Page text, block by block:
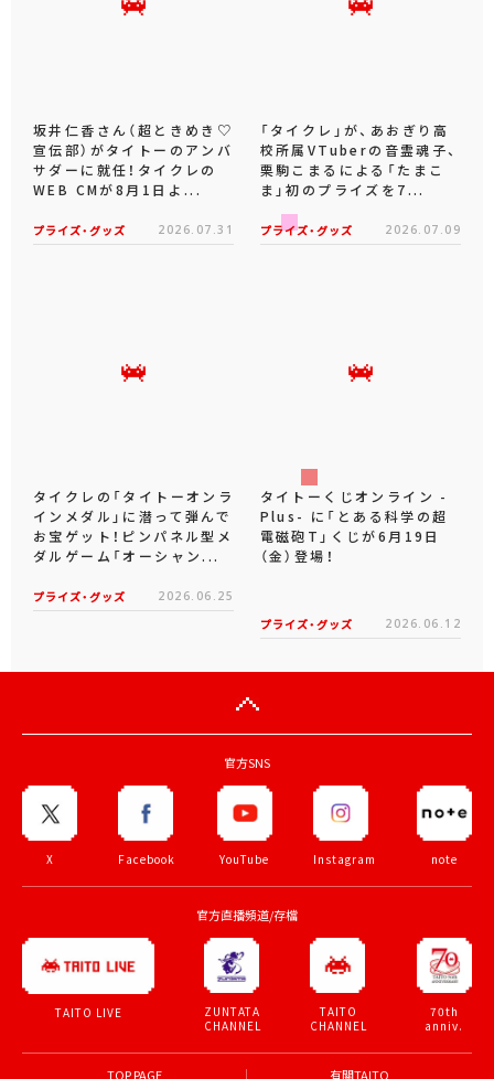
坂井仁香さん（超ときめき♡
宣伝部）がタイトーのアンバ
サダーに就任！タイクレの
WEB CMが8月1日よ...
プライズ・グッズ 2026.07.31
「タイクレ」が、あおぎり高
校所属VTuberの音霊魂子、
栗駒こまるによる「たまこ
ま」初のプライズを7...
プライズ・グッズ 2026.07.09
タイクレの「タイトーオンラ
インメダル」に潜って弾んで
お宝ゲット！ピンパネル型メ
ダルゲーム「オーシャン...
プライズ・グッズ 2026.06.25
タイトーくじオンライン -
Plus- に「とある科学の超
電磁砲T」くじが6月19日
（金）登場！
プライズ・グッズ 2026.06.12
官方SNS
X Facebook YouTube Instagram note
官方直播頻道/存檔
TAITO LIVE
ZUNTATA
CHANNEL
TAITO
CHANNEL
70th
anniv.